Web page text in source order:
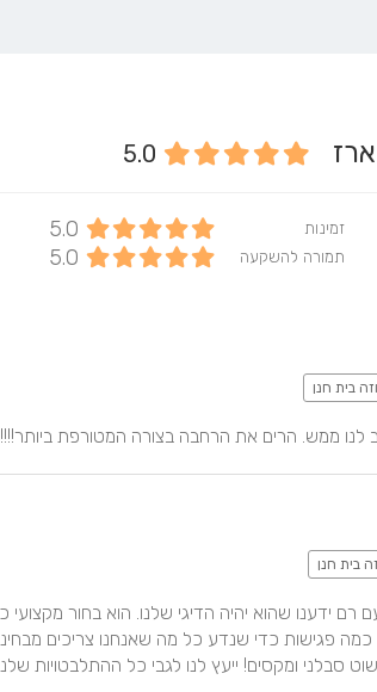
5.0
זמינות 5.0
תמורה להשקעה 5.0
בית חנן
לנו ממש. הרים את הרחבה בצורה המטורפת ביותר!!!!
בית חנן